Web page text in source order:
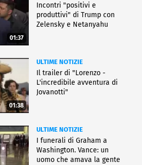
01:37
Incontri "positivi e
produttivi" di Trump con
Zelensky e Netanyahu
01:38
ULTIME NOTIZIE
Il trailer di "Lorenzo -
L'incredibile avventura di
Jovanotti"
ULTIME NOTIZIE
I funerali di Graham a
Washington. Vance: un
uomo che amava la gente